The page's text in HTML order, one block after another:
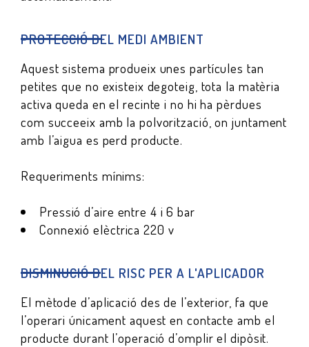
PROTECCIÓ DEL MEDI AMBIENT
Aquest sistema produeix unes partícules tan
petites que no existeix degoteig, tota la matèria
activa queda en el recinte i no hi ha pèrdues
com succeeix amb la polvorització, on juntament
amb l’aigua es perd producte.
Requeriments mínims:
Pressió d’aire entre 4 i 6 bar
Connexió elèctrica 220 v
DISMINUCIÓ DEL RISC PER A L'APLICADOR
El mètode d’aplicació des de l’exterior, fa que
l’operari únicament aquest en contacte amb el
producte durant l’operació d’omplir el dipòsit.